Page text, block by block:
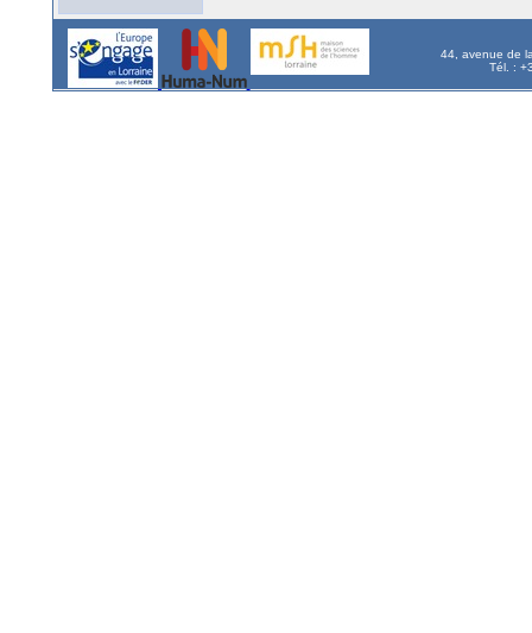
44, avenue de
Tél. :